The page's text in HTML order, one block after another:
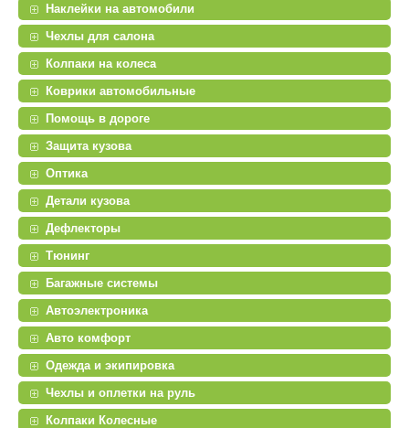
Наклейки на автомобили
Чехлы для салона
Колпаки на колеса
Коврики автомобильные
Помощь в дороге
Защита кузова
Оптика
Детали кузова
Дефлекторы
Тюнинг
Багажные системы
Автоэлектроника
Авто комфорт
Одежда и экипировка
Чехлы и оплетки на руль
Колпаки Колесные